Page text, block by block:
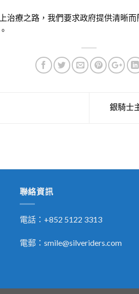
治療之路，我們要求政府提供清晰
銀騎士
聯絡資訊
電話：+852 5122 3313
電郵： smile@silveriders.com